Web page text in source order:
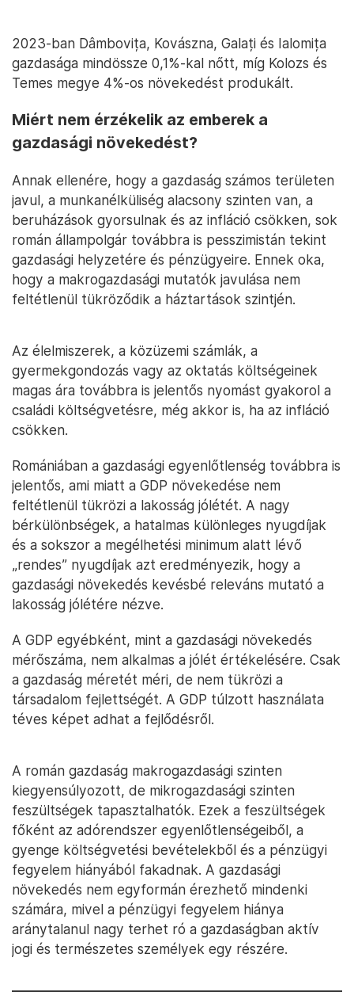
2023-ban Dâmbovița, Kovászna, Galați és Ialomița
gazdasága mindössze 0,1%-kal nőtt, míg Kolozs és
Temes megye 4%-os növekedést produkált.
Miért nem érzékelik az emberek a
gazdasági növekedést?
Annak ellenére, hogy a gazdaság számos területen
javul, a munkanélküliség alacsony szinten van, a
beruházások gyorsulnak és az infláció csökken, sok
román állampolgár továbbra is pesszimistán tekint
gazdasági helyzetére és pénzügyeire. Ennek oka,
hogy a makrogazdasági mutatók javulása nem
feltétlenül tükröződik a háztartások szintjén.
Az élelmiszerek, a közüzemi számlák, a
gyermekgondozás vagy az oktatás költségeinek
magas ára továbbra is jelentős nyomást gyakorol a
családi költségvetésre, még akkor is, ha az infláció
csökken.
Romániában a gazdasági egyenlőtlenség továbbra is
jelentős, ami miatt a GDP növekedése nem
feltétlenül tükrözi a lakosság jólétét. A nagy
bérkülönbségek, a hatalmas különleges nyugdíjak
és a sokszor a megélhetési minimum alatt lévő
„rendes” nyugdíjak azt eredményezik, hogy a
gazdasági növekedés kevésbé releváns mutató a
lakosság jólétére nézve.
A GDP egyébként, mint a gazdasági növekedés
mérőszáma, nem alkalmas a jólét értékelésére. Csak
a gazdaság méretét méri, de nem tükrözi a
társadalom fejlettségét. A GDP túlzott használata
téves képet adhat a fejlődésről.
A román gazdaság makrogazdasági szinten
kiegyensúlyozott, de mikrogazdasági szinten
feszültségek tapasztalhatók. Ezek a feszültségek
főként az adórendszer egyenlőtlenségeiből, a
gyenge költségvetési bevételekből és a pénzügyi
fegyelem hiányából fakadnak. A gazdasági
növekedés nem egyformán érezhető mindenki
számára, mivel a pénzügyi fegyelem hiánya
aránytalanul nagy terhet ró a gazdaságban aktív
jogi és természetes személyek egy részére.